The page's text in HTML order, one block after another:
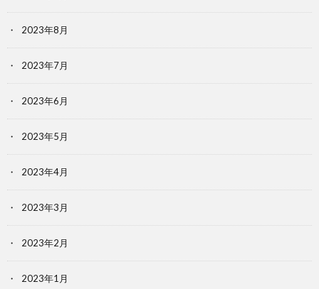
2023年8月
2023年7月
2023年6月
2023年5月
2023年4月
2023年3月
2023年2月
2023年1月